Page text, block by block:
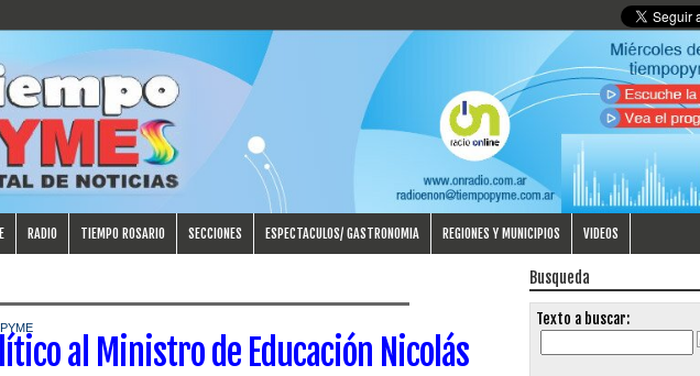
RADIO TIEMPO ROSARIO SECCIONES ESPECTACULOS/ GASTRONOMIA REGIONES Y MUNICIPIOS VIDEOS
al Ministro de Educación Nicolás
Busqueda
Texto a buscar: